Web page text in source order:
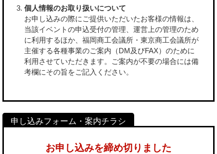
個人情報のお取り扱いについて
お申し込みの際にご提供いただいたお客様の情報は、
当該イベントの申込受付の管理、運営上の管理のため
に利用するほか、福岡商工会議所・東京商工会議所が
主催する各種事業のご案内（DM及びFAX）のために
利用させていただきます。ご案内が不要の場合には備
考欄にその旨をご記入ください。
お申し込みを締め切りました